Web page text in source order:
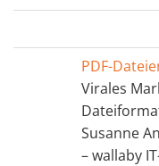
PDF-
Virales
Susanne
– wallaby